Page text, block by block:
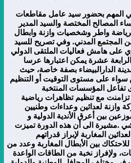
المهم بحضور سيد عامل مقاطعات
المصالح المختصة والسيد المدير
واطر وشخصيات وازنة وابطال
المجتمع المدني. وفي تصريح للسيد
على هامش فعاليات الملتقى الدولي
عشرة يمكن اعتبارها عرسا
الدارالبيضاء بصفة خاصة، حيث
سواء على مستوى التوقيت أو التنظيم
تفاعل المؤسسات المنتخبة
مع تنظيم تظاهرات رياضية
وازنة لعدائين وعداءات وطنيين
بين أعرق الأندية الدولية و
.مشيرة الى أن هذه الدورة تميزت
المغاربة لإبراز قدراتهم
بين الأبطال المغاربة وعدد من
ولإفراز نخبة من الطاقات الواعدة